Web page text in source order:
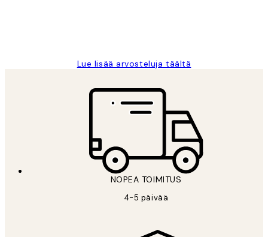
Lue lisää arvosteluja täältä
NOPEA TOIMITUS
4-5 päivää